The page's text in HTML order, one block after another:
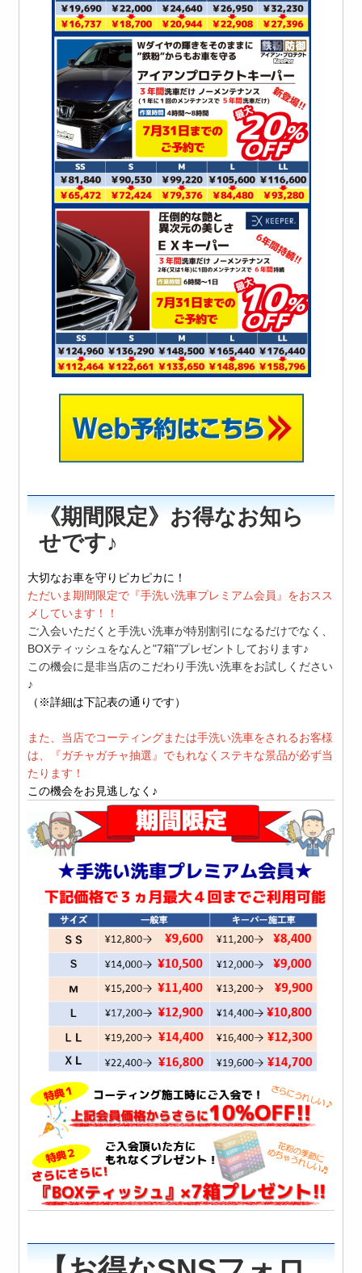
《期間限定》お得なお知ら
せです♪
大切なお車を守りピカピカに！
ただいま期間限定で『手洗い洗車プレミアム会員』をおスス
メしています！！
ご入会いただくと手洗い洗車が特別割引になるだけでなく、
BOXティッシュをなんと"7箱"プレゼントしております♪
この機会に是非当店のこだわり手洗い洗車をお試しください
♪
（※詳細は下記表の通りです）
また、当店でコーティングまたは手洗い洗車をされるお客様
は、『ガチャガチャ抽選』でもれなくステキな景品が必ず当
たります！
この機会をお見逃しなく ♪